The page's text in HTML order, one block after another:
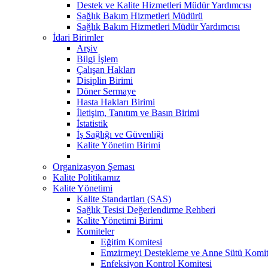
Destek ve Kalite Hizmetleri Müdür Yardımcısı
Sağlık Bakım Hizmetleri Müdürü
Sağlık Bakım Hizmetleri Müdür Yardımcısı
İdari Birimler
Arşiv
Bilgi İşlem
Çalışan Hakları
Disiplin Birimi
Döner Sermaye
Hasta Hakları Birimi
İletişim, Tanıtım ve Basın Birimi
İstatistik
İş Sağlığı ve Güvenliği
Kalite Yönetim Birimi
Organizasyon Şeması
Kalite Politikamız
Kalite Yönetimi
Kalite Standartları (SAS)
Sağlık Tesisi Değerlendirme Rehberi
Kalite Yönetimi Birimi
Komiteler
Eğitim Komitesi
Emzirmeyi Destekleme ve Anne Sütü
Enfeksiyon Kontrol Komitesi